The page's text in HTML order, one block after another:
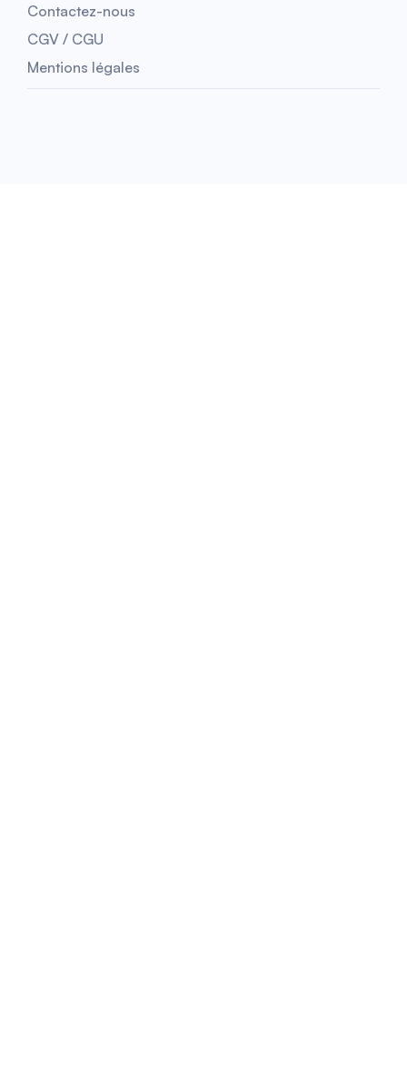
Contactez-nous
CGV / CGU
Mentions légales